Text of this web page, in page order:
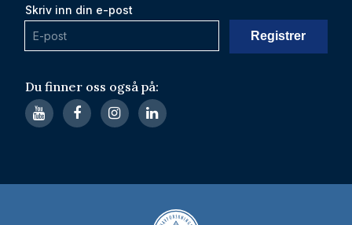
Du finner oss også på:
Skriv inn din e-post